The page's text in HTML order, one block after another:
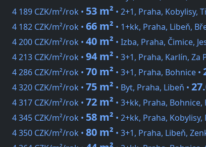
4 189 CZK/m²/rok • 53 m² • 2+1, Praha, Kobylisy,
4 182 CZK/m²/rok • 66 m² • 1+kk, Praha, Libeň,
4 200 CZK/m²/rok • 40 m² • Izba, Praha, Čimice,
4 213 CZK/m²/rok • 94 m² • 3+1, Praha, Karlín,
4 286 CZK/m²/rok • 70 m² • 3+1, Praha, Bohnice •
4 320 CZK/m²/rok • 75 m² • Byt, Praha, Libeň •
4 317 CZK/m²/rok • 72 m² • 3+kk, Praha, Bohnice,
4 345 CZK/m²/rok • 58 m² • 2+kk, Praha, Kobylisy,
4 350 CZK/m²/rok • 80 m² • 3+1, Praha, Libeň,